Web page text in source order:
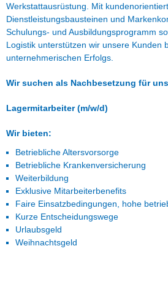
Werkstattausrüstung. Mit
Dienstleistungsbausteinen und
Schulungs- und Ausbildungsprogramm
Logistik unterstützen wir unsere Kunden
unternehmerischen Erfolgs.
Wir suchen als Nachbesetzung für
Lagermitarbeiter (m/w/d)
Wir bieten:
Betriebliche Altersvorsorge
Betriebliche Krankenversicherung
Weiterbildung
Exklusive Mitarbeiterbenefits
Faire Einsatzbedingungen, hohe
Kurze Entscheidungswege
Urlaubsgeld
Weihnachtsgeld